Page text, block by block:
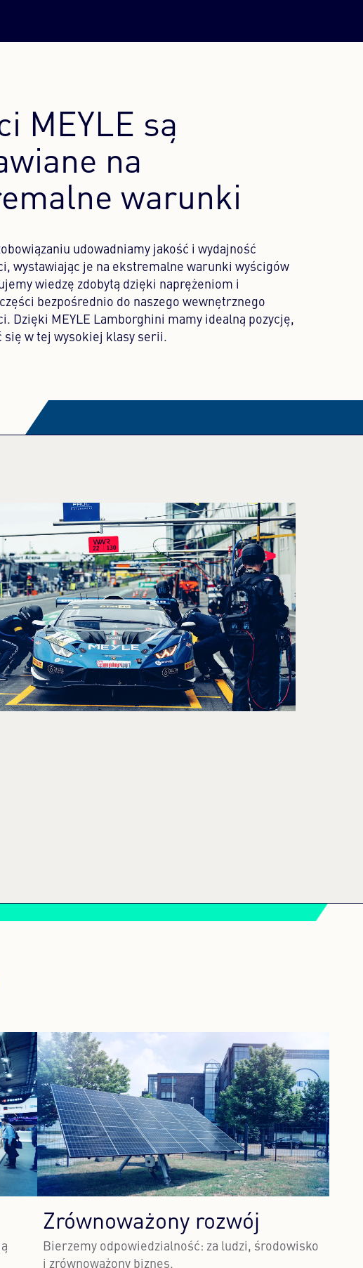
MEYLE są
na
warunki
udowadniamy jakość i wydajność
wystawiając je na ekstremalne warunki wyścigów
wiedzę zdobytą dzięki naprężeniom i
bezpośrednio do naszego wewnętrznego
Dzięki MEYLE Lamborghini mamy idealną pozycję,
się w tej wysokiej klasy serii.
Zrównoważony rozwój
Bierzemy odpowiedzialność: za ludzi, środowisko
i zrównoważony biznes.